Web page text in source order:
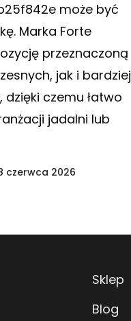
może być
Marka Forte
przeznaczoną
jak i bardziej
czemu łatwo
jadalni lub
czerwca 2026
Sklep
Blog